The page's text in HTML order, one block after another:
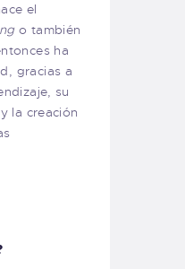
el
o también
ha
gracias a
su
la creación